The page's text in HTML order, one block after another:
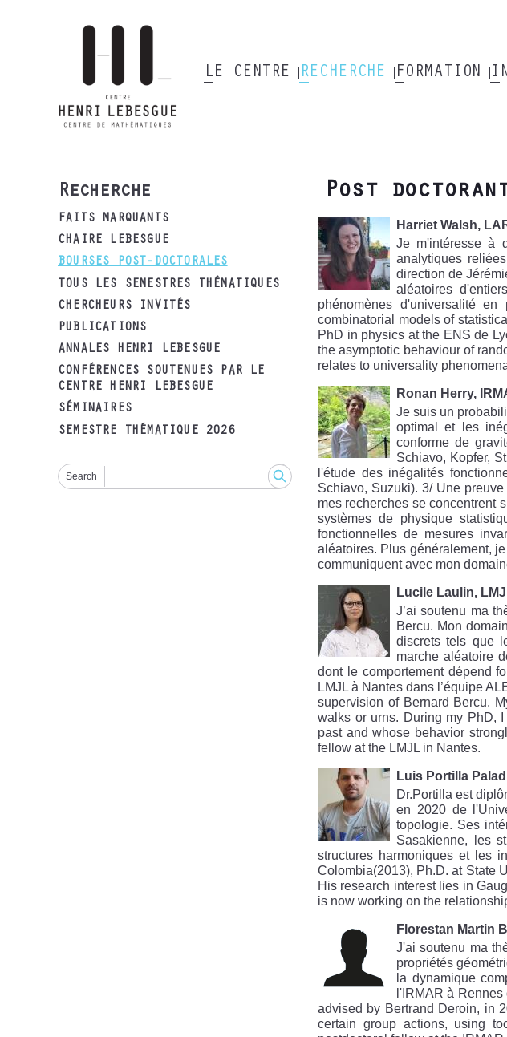
Main
LE CENTRE RECHERCHE FORMATION
Recherche
FAITS MARQUANTS
CHAIRE LEBESGUE
BOURSES POST-DOCTORALES
TOUS LES SEMESTRES THÉMATIQUES
CHERCHEURS INVITÉS
PUBLICATIONS
ANNALES HENRI LEBESGUE
CONFÉRENCES SOUTENUES PAR LE
CENTRE HENRI LEBESGUE
SÉMINAIRES
SEMESTRE THÉMATIQUE 2026
Search
Post
Harriet Walsh,
Je m'intéresse à
analytiques
direction de
aléatoires
phénomènes d'universalité
combinatorial models of
PhD in physics at the ENS de
the asymptotic behaviour of
relates to universality
Ronan Herry,
Je suis un
optimal et les
conforme de
Schiavo, Kopfer,
l'étude des inégalités
Schiavo, Suzuki). 3/ Une
mes recherches se concentrent
systèmes de physique
fonctionnelles de mesures
aléatoires. Plus généralement,
communiquent avec mon
Lucile Laulin,
J’ai soutenu ma
Bercu. Mon
discrets tels que
marche aléatoire
dont le comportement dépend
LMJL à Nantes dans l’équipe
supervision of Bernard Bercu.
walks or urns. During my PhD,
past and whose behavior
fellow at the LMJL in Nantes.
Luis Portilla
Dr.Portilla est
en 2020 de
topologie. Ses
Sasakienne, les
structures harmoniques et les
Colombia(2013), Ph.D. at State
His research interest lies in
is now working on the
Florestan Martin
J'ai soutenu ma
propriétés
la dynamique
l'IRMAR à
advised by Bertrand Deroin, in
certain group actions, using